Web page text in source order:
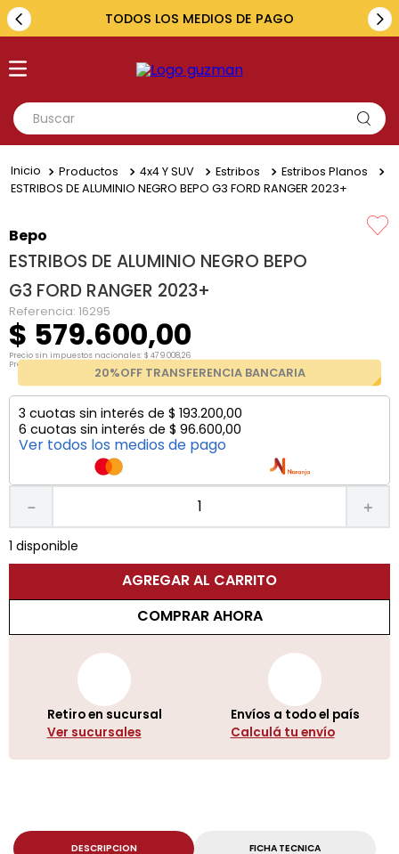
TODOS LOS MEDIOS DE PAGO
Buscar
1.
toyota
5. hilux
Productos 4x4 Y SUV Estribos
Estribos Planos
ESTRIBOS DE ALUMINIO NEGRO BEPO G3 FORD RANGER 2023+
Bepo
ESTRIBOS DE ALUMINIO NEGRO BEPO
G3 FORD RANGER 2023+
Referencia: 16295
$ 579.600,00
Precio sin impuestos nacionales:$ 479.008,26
Precio por unidad:
20%OFF TRANSFERENCIA BANCARIA
3 cuotas sin interés de $ 193.200,00
6 cuotas sin interés de $ 96.600,00
Ver todos los medios de pago
＋
－
1 disponible
AGREGAR AL CARRITO
COMPRAR AHORA
Retiro en sucursal
Ver sucursales
Envíos a todo el país
Calculá tu envío
DESCRIPCION FICHA TECNICA